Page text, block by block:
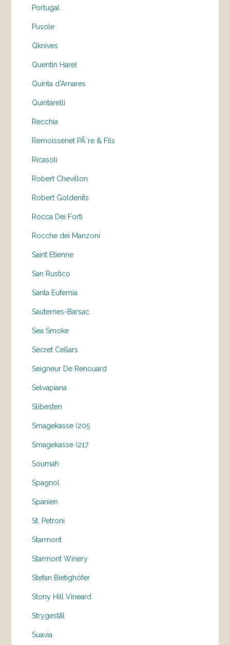
Portugal
Pusole
Qknives
Quentin Harel
Quinta d'Amares
Quintarelli
Recchia
Remoissenet PÃ¨re & Fils
Ricasoli
Robert Chevillon
Robert Goldenits
Rocca Dei Forti
Rocche dei Manzoni
Saint Etienne
San Rustico
Santa Eufemia
Sauternes-Barsac
Sea Smoke
Secret Cellars
Seigneur De Renouard
Selvapiana
Slibesten
Smagekasse (205
Smagekasse (217
Soumah
Spagnol
Spanien
St. Petroni
Starmont
Starmont Winery
Stefan Bietighöfer
Stony Hill Vineard
Strygestål
Suavia